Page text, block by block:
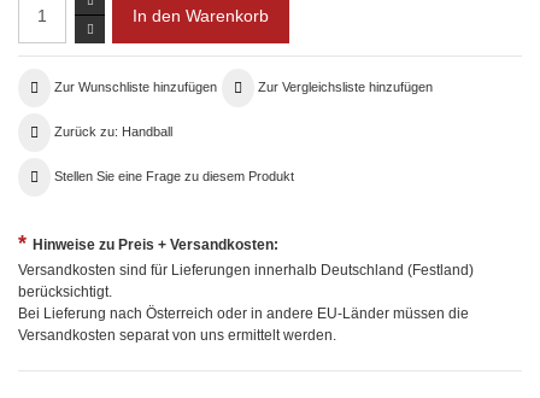
Zur Wunschliste hinzufügen Zur Vergleichsliste hinzufügen
Zurück zu: Handball
Stellen Sie eine Frage zu diesem Produkt
* Hinweise zu Preis + Versandkosten:
Versandkosten sind für Lieferungen innerhalb Deutschland (Festland)
berücksichtigt.
Bei Lieferung nach Österreich oder in andere EU-Länder müssen die
Versandkosten separat von uns ermittelt werden.